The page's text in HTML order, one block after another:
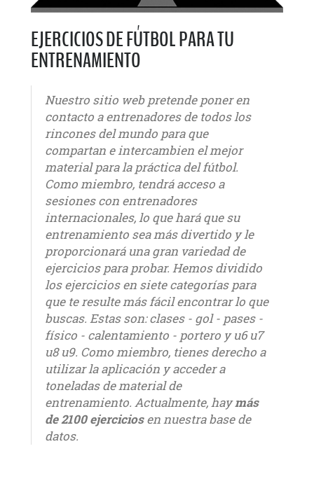
EJERCICIOS DE FÚTBOL PARA TU
ENTRENAMIENTO
Nuestro sitio web pretende poner en
contacto a entrenadores de todos los
rincones del mundo para que
compartan e intercambien el mejor
material para la práctica del fútbol.
Como miembro, tendrá acceso a
sesiones con entrenadores
internacionales, lo que hará que su
entrenamiento sea más divertido y le
proporcionará una gran variedad de
ejercicios para probar. Hemos dividido
los ejercicios en siete categorías para
que te resulte más fácil encontrar lo que
buscas. Estas son: clases - gol - pases -
físico - calentamiento - portero y u6 u7
u8 u9. Como miembro, tienes derecho a
utilizar la aplicación y acceder a
toneladas de material de
entrenamiento. Actualmente, haymás
de 2100 ejerciciosen nuestra base de
datos.